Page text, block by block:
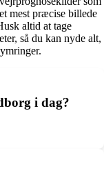
mest præcise billede
altid at tage
så du kan nyde alt,
i dag?